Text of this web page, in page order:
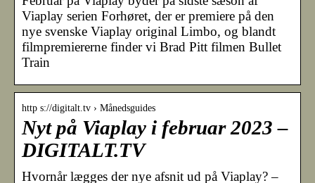
Viaplay serien Forhøret, der er premiere på den
nye svenske Viaplay original Limbo, og blandt
filmpremiererne finder vi Brad Pitt filmen Bullet
Train
http s://digitalt.tv › Månedsguides
Nyt på Viaplay i februar 2023 –
DIGITALT.TV
Hvornår lægges der nye afsnit ud på Viaplay? –